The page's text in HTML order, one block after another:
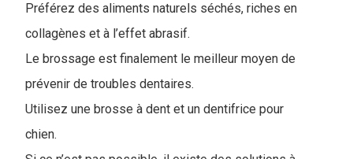
Préférez des aliments naturels séchés, riches en
collagènes et à l’effet abrasif.
Le brossage est finalement le meilleur moyen de
prévenir de troubles dentaires.
Utilisez une brosse à dent et un dentifrice pour
chien.